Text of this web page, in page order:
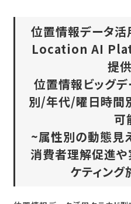
位置情報データ活
Location AI
提
位置情報ビッグデ
別/年代/曜日時間
可
~属性別の動態見
消費者理解促進
ケティン